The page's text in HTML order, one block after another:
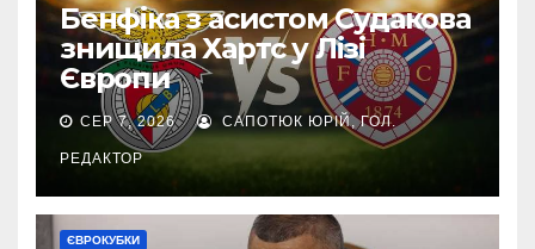
Бенфіка з асистом Судакова
знищила Хартс у Лізі
Європи
СЕР 7, 2026 САПОТЮК ЮРІЙ, ГОЛ.
РЕДАКТОР
ЄВРОКУБКИ